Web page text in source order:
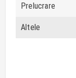
Prelucrare
Altele